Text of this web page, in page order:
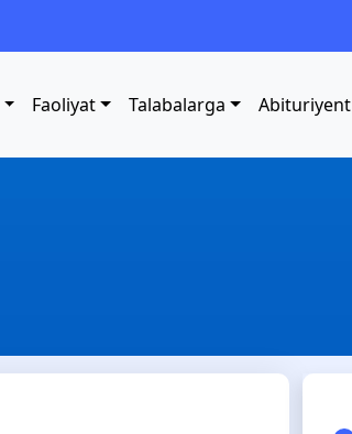
Faoliyat Talabalarga Abituriyent